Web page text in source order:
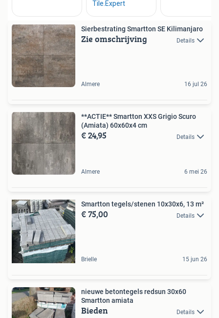
Sierbestrating Smartton SE Kilimanjaro
Zie omschrijving Details
Almere 16 jul 26
**ACTIE** Smartton XXS Grigio Scuro
(Amiata) 60x60x4 cm
€ 24,95 Details
Almere 6 mei 26
Smartton tegels/stenen 10x30x6, 13 m²
€ 75,00 Details
Brielle 15 jun 26
nieuwe betontegels redsun 30x60
Smartton amiata
Bieden Details